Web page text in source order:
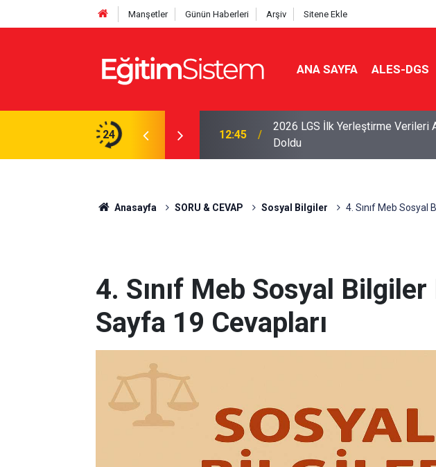
Manşetler Günün Haberleri Arşiv Sitene Ekle
ANA SAYFA ALES-DGS
24
Belli Oldu: İki Program 500 Puanla
12:45
2026 LGS İlk Yerleştirme Verileri
Doldu
Anasayfa SORU & CEVAP Sosyal Bilgiler 4. Sınıf Meb Sosyal
4. Sınıf Meb Sosyal Bilgiler
Sayfa 19 Cevapları